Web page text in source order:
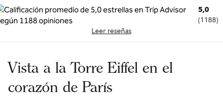
5,0
(1188)
Leer reseñas
Vista a la Torre Eiffel en el
corazón de París